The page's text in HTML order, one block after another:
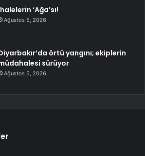
‘Ağa’sı!
Ağustos 5, 2026
örtü yangını; ekiplerin
sürüyor
Ağustos 5, 2026